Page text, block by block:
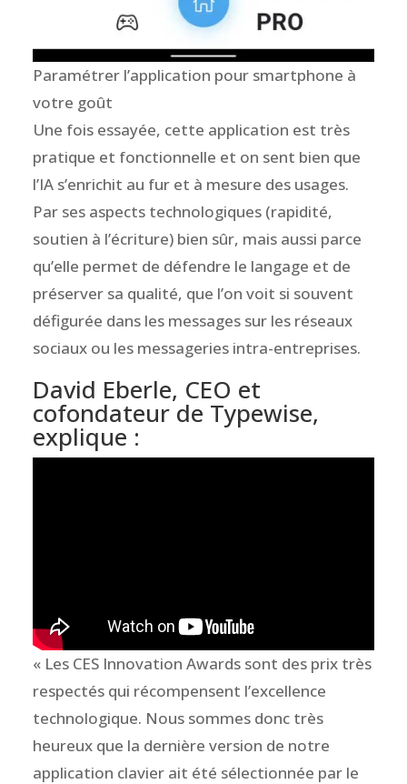
Paramétrer l’application pour smartphone à
votre goût
Une fois essayée, cette application est très
pratique et fonctionnelle et on sent bien que
l’IA s’enrichit au fur et à mesure des usages.
Par ses aspects technologiques (rapidité,
soutien à l’écriture) bien sûr, mais aussi parce
qu’elle permet de défendre le langage et de
préserver sa qualité, que l’on voit si souvent
défigurée dans les messages sur les réseaux
sociaux ou les messageries intra-entreprises.
David Eberle, CEO et
cofondateur de Typewise,
explique :
« Les CES Innovation Awards sont des prix très
respectés qui récompensent l’excellence
technologique. Nous sommes donc très
heureux que la dernière version de notre
application clavier ait été sélectionnée par le